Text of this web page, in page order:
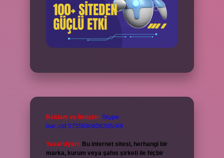
Reklam ve İletişim: Skype:
live:.cid.575569c608265c69
Yasal Uyarı: Bu internet sitesi, herhangi bir
marka, kurum veya şahıs şirketi ile hiçbir